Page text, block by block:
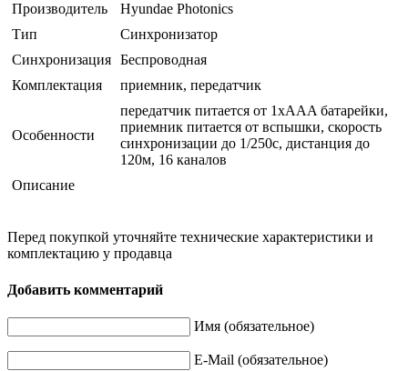
Производитель
Hyundae Photonics
Тип
Синхронизатор
Синхронизация Беспроводная
Комплектация
приемник, передатчик
Особенности
передатчик питается от 1xAAA батарейки,
приемник питается от вспышки, скорость
синхронизации до 1/250с, дистанция до
120м, 16 каналов
Описание
Перед покупкой уточняйте технические характеристики и
комплектацию у продавца
Добавить комментарий
Имя (обязательное)
E-Mail (обязательное)